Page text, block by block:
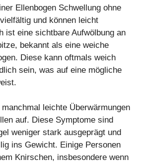
Ellenbogen Schwellung ohne
und können leicht
ist eine sichtbare Aufwölbung an
bekannt als eine weiche
Diese kann oftmals weich
sein, was auf eine mögliche
leichte Überwärmungen
auf. Diese Symptome sind
weniger stark ausgeprägt und
ins Gewicht. Einige Personen
Knirschen, insbesondere wenn